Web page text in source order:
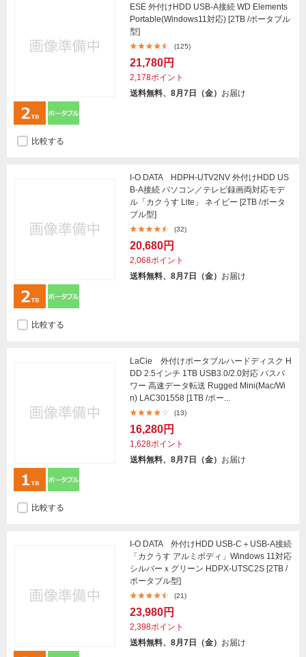
ESE 外付けHDD USB-A接続 WD Elements
Portable(Windows11対応) [2TB /ポータブル
型]
(125)
21,780円
2,178ポイント
送料無料、8月7日（金） お届け
比較する
I-O DATA HDPH-UTV2NV 外付けHDD US
B-A接続 パソコン／テレビ録画両対応モデ
ル「カクうす Lite」 ネイビー [2TB /ポータ
ブル型]
(32)
20,680円
2,068ポイント
送料無料、8月7日（金） お届け
比較する
LaCie 外付けポータブルハードディスク H
DD 2.5インチ 1TB USB3.0/2.0対応 バスパ
ワー 高速データ転送 Rugged Mini(Mac/Wi
n) LAC301558 [1TB /ポー...
(13)
16,280円
1,628ポイント
送料無料、8月7日（金） お届け
比較する
I-O DATA 外付けHDD USB-C＋USB-A接続
「カクうす アルミボディ」Windows 11対応
シルバーｘグリーン HDPX-UTSC2S [2TB /
ポータブル型]
(21)
23,980円
2,398ポイント
送料無料、8月7日（金） お届け